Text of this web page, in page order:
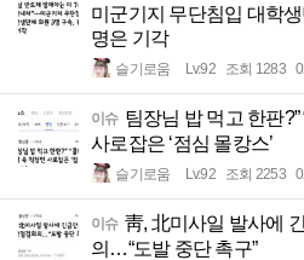
미군기지 무단침입 대학
명은 기각
슬기로움 Lv.92 조회 1283
이슈 팀장님 밥 먹고 한판
사로잡은 ‘점심 몰캉스’
슬기로움 Lv.92 조회 2253
이슈 靑, 北미사일 발사에
의…“도발 중단 촉구”